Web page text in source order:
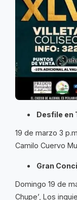
Desfile en
19 de marzo 3
Camilo Cuervo
Gran
Domingo 19 de
Chupe’, Los